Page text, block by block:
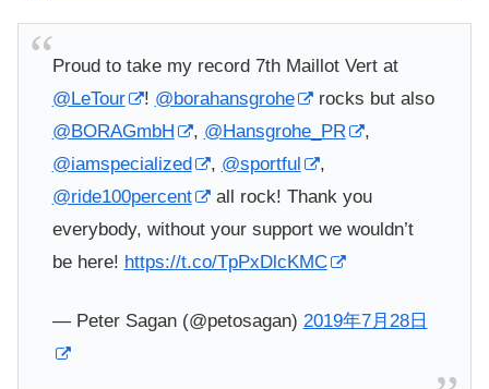
Proud to take my record 7th Maillot Vert at
@LeTour
! @borahansgrohe
rocks but also
@BORAGmbH
, @Hansgrohe_PR
,
@iamspecialized
, @sportful
,
@ride100percent
all rock! Thank you
everybody, without your support we wouldn’t
be here! https://t.co/TpPxDlcKMC
— Peter Sagan (@petosagan) 2019年7月28日